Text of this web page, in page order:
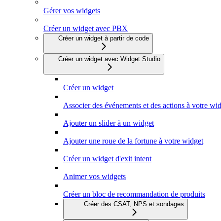
Gérer vos widgets
Créer un widget avec PBX
Créer un widget à partir de code
Créer un widget avec Widget Studio
Créer un widget
Associer des événements et des actions à votre
Ajouter un slider à un widget
Ajouter une roue de la fortune à votre widget
Créer un widget d'exit intent
Animer vos widgets
Créer un bloc de recommandation de produits
Créer des CSAT, NPS et sondages